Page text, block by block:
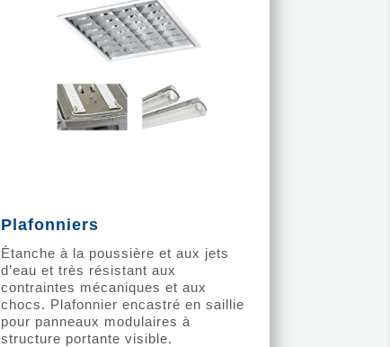
Plafonniers
Étanche à la poussière et aux jets
d’eau et très résistant aux
contraintes mécaniques et aux
chocs. Plafonnier encastré en saillie
pour panneaux modulaires à
structure portante visible.